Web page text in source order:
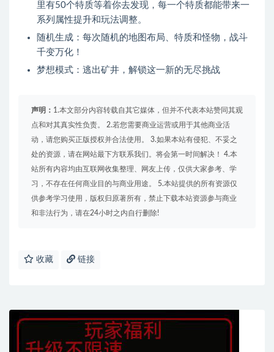
里有50个特质等着你去发现，每一个特质都能带来一
系列属性提升和玩法调整。
随机生成：每次随机的地图布局、特质和怪物，战斗
千变万化！
梦想模式：逃出矿井，解锁这一新的无尽挑战
声明： 1.本文部分内容转载自其它媒体，但并不代表本站赞同其观
点和对其真实性负责。 2.若您需要商业运营或用于其他商业活
动，请您购买正版授权并合法使用。 3.如果本站有侵犯、不妥之
处的资源，请在网站最下方联系我们。将会第一时间解决！ 4.本
站所有内容均由互联网收集整理、网友上传，仅供大家参考、学
习，不存在任何商业目的与商业用途。 5.本站提供的所有资源仅
供参考学习使用，版权归原著所有，禁止下载本站资源参与商业
和非法行为，请在24小时之内自行删除!
收藏 链接